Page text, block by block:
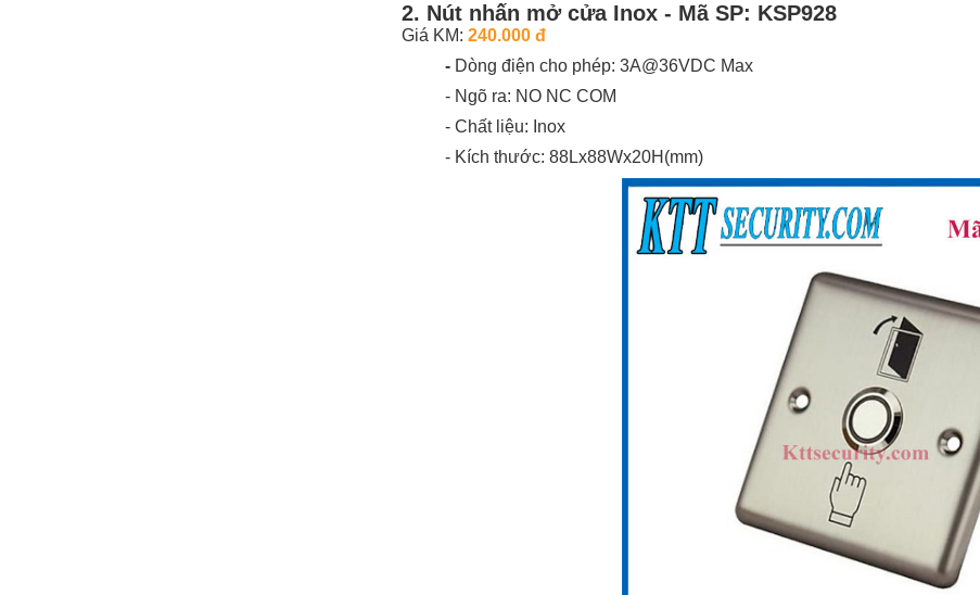
2. Nút nhấn mở cửa Inox - Mã SP: KSP928
Giá KM: 240.000 đ
- Dòng điện cho phép: 3A@36VDC Max
- Ngõ ra: NO NC COM
- Chất liệu: Inox
- Kích thước: 88Lx88Wx20H(mm)